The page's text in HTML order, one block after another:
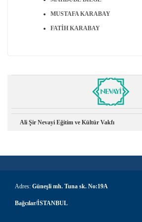
MUSTAFA KARABAY
FATIH KARABAY
Ali Şir Nevayi Eğitim ve Kültür Vakfı
Adres: Güneşli mh. Tuna sk. No:19A
Bağcılar/İSTANBUL